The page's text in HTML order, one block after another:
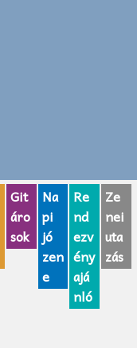
Git
áro
sok
Na
pi
jó
zen
e
Re
nd
ezv
ény
ajá
nló
Ze
nei
uta
zás